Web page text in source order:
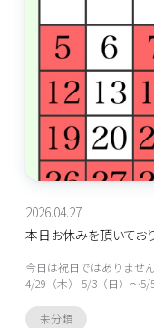
2026.04.27
本日お休みを頂いてお
今日は祝日ではありませ
4/29（木） 5/3（日）～
未分類